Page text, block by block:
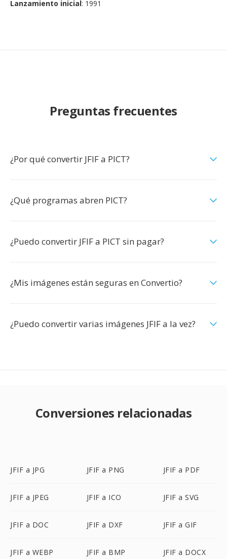
Lanzamiento inicial: 1991
Preguntas frecuentes
¿Por qué convertir JFIF a PICT?
¿Qué programas abren PICT?
¿Puedo convertir JFIF a PICT sin pagar?
¿Mis imágenes están seguras en Convertio?
¿Puedo convertir varias imágenes JFIF a la vez?
Conversiones relacionadas
JFIF a JPG JFIF a PNG JFIF a PDF
JFIF a JPEG JFIF a ICO JFIF a SVG
JFIF a DOC JFIF a DXF JFIF a GIF
JFIF a WEBP JFIF a BMP JFIF a DOCX